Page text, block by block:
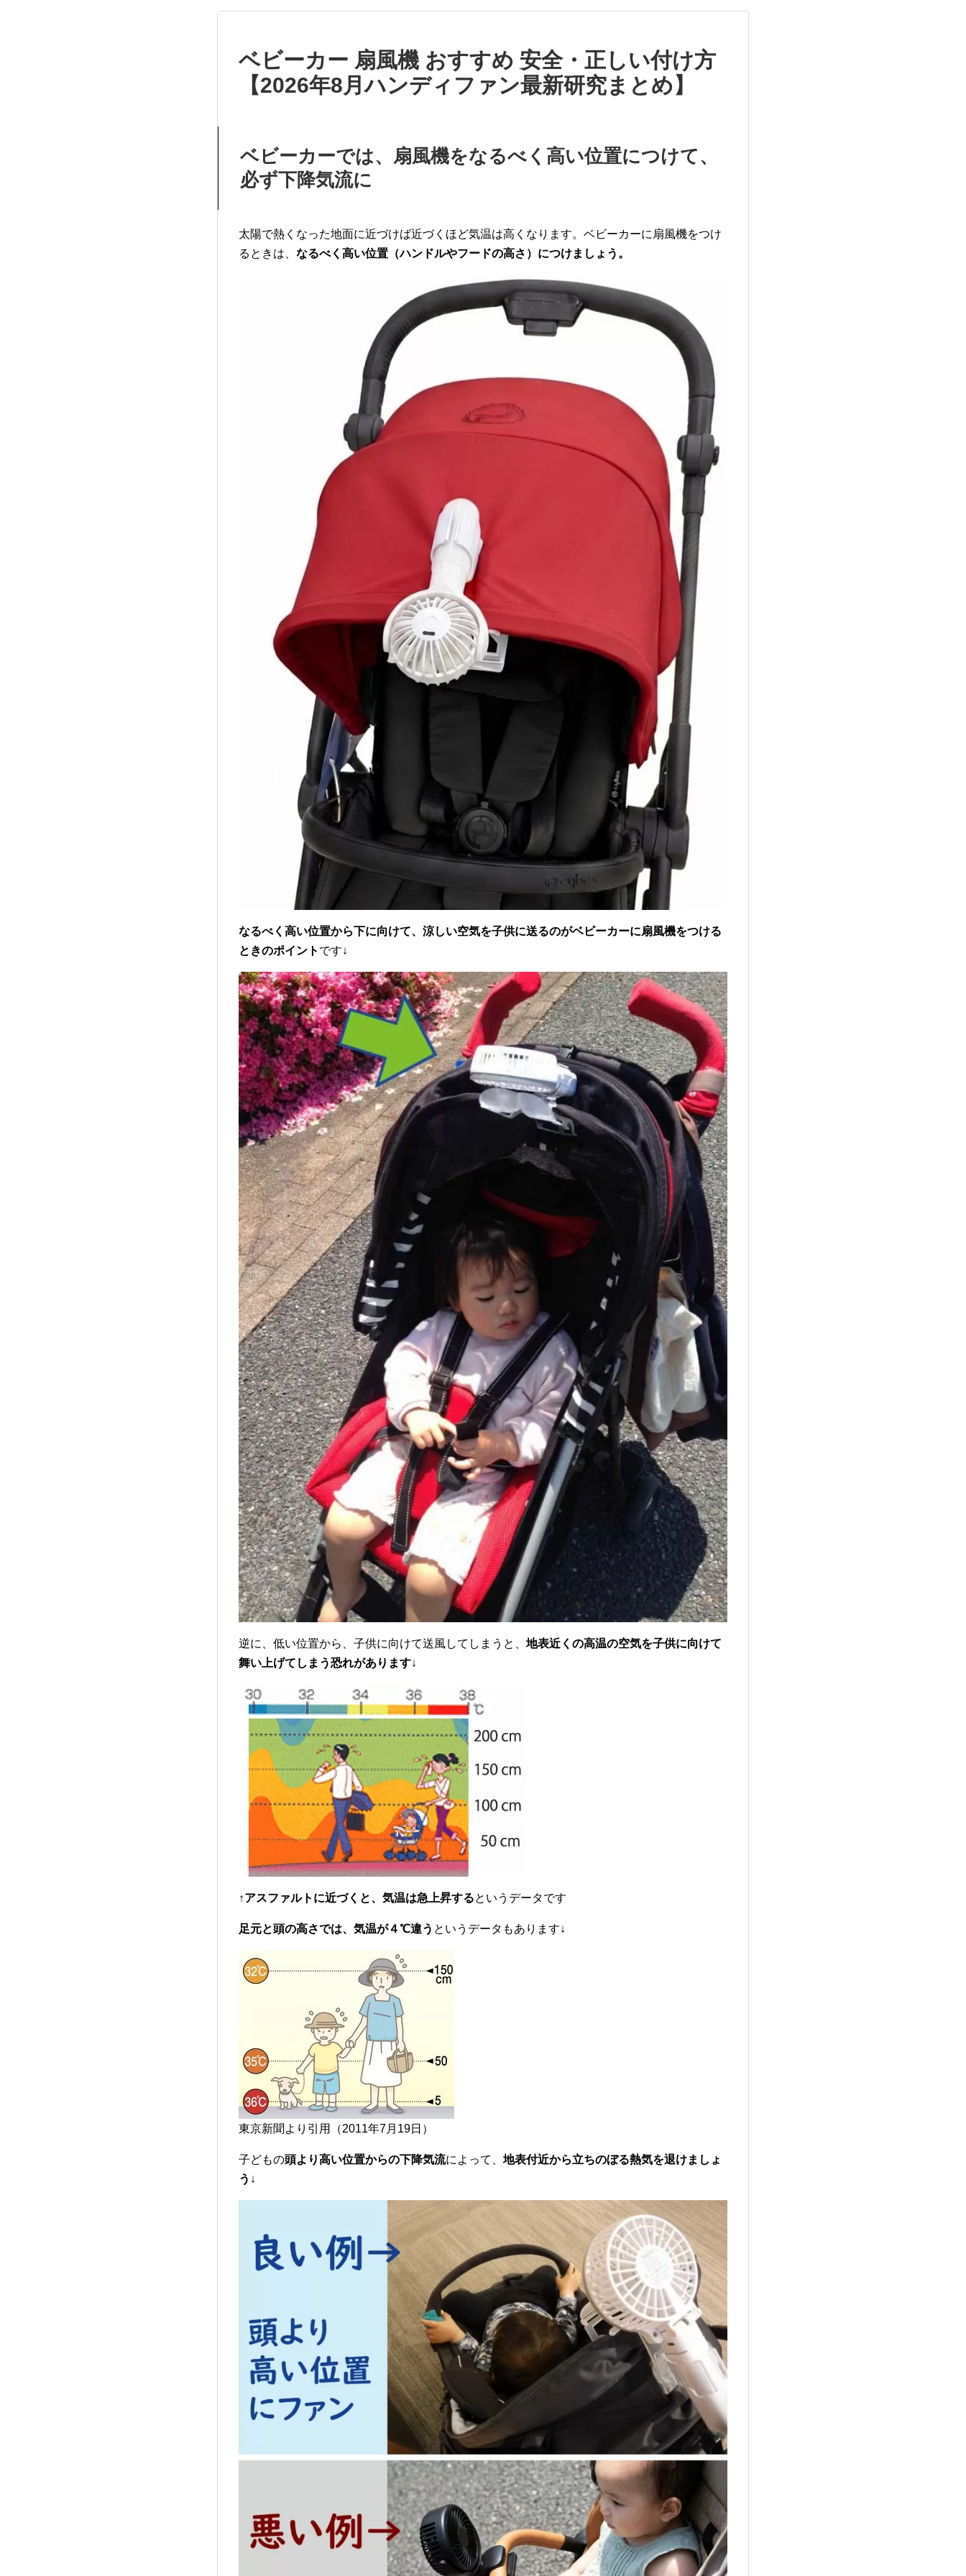
ベビーカー 扇風機 おすすめ 安全・正しい付け方
【2026年8月ハンディファン最新研究まとめ】
ベビーカーでは、扇風機をなるべく高い位置につけて、
必ず下降気流に
太陽で熱くなった地面に近づけば近づくほど気温は高くなります。ベビーカーに扇風機をつけ
るときは、 なるべく高い位置（ハンドルやフードの高さ）につけましょう。
なるべく高い位置から下に向けて、涼しい空気を子供に送るのがベビーカーに扇風機をつける
ときのポイント です↓
逆に、低い位置から、子供に向けて送風してしまうと、 地表近くの高温の空気を子供に向けて
舞い上げてしまう恐れがあります↓
↑アスファルトに近づくと、気温は急上昇するというデータです
足元と頭の高さでは、気温が４℃違う というデータもあります↓
東京新聞より引用（2011年7月19日）
子どもの頭より高い位置からの下降気流によって、 地表付近から立ちのぼる熱気を退けましょ
う ↓